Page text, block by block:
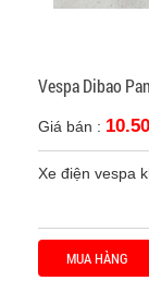
Vespa Dibao
Giá bán :
Xe điện vespa
MUA HÀNG